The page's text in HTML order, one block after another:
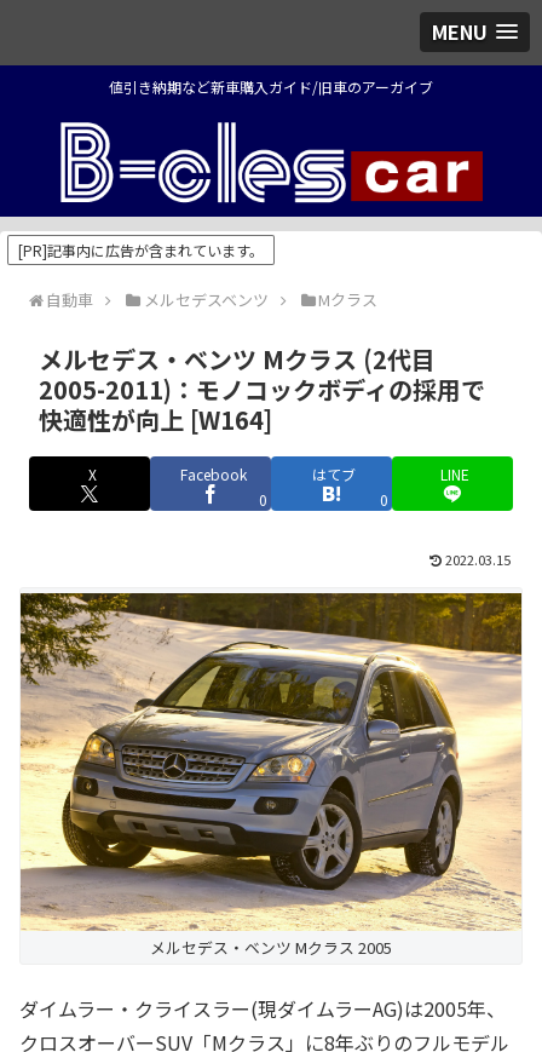
MENU
値引き納期など新車購入ガイド/旧車のアーガイブ
[PR]記事内に広告が含まれています。
自動車 メルセデスベンツ Mクラス
メルセデス・ベンツ Mクラス (2代目
2005-2011)：モノコックボディの採用で
快適性が向上 [W164]
X
Facebook
0
はてブ
0
LINE
2022.03.15
メルセデス・ベンツ Mクラス 2005
ダイムラー・クライスラー(現ダイムラーAG)は2005年、
クロスオーバーSUV「Mクラス」に8年ぶりのフルモデル